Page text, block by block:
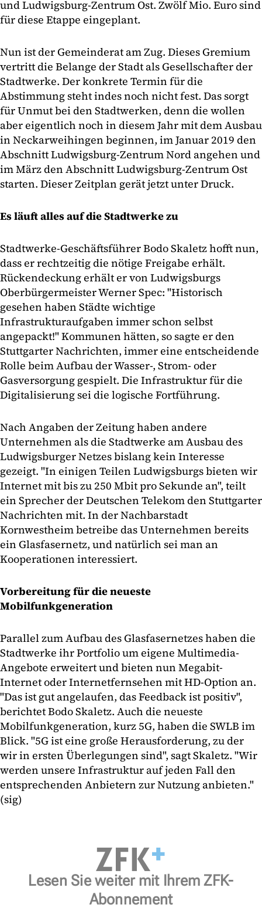
und Ludwigsburg-Zentrum Ost. Zwölf Mio. Euro sind
für diese Etappe eingeplant.
Nun ist der Gemeinderat am Zug. Dieses Gremium
vertritt die Belange der Stadt als Gesellschafter der
Stadtwerke. Der konkrete Termin für die
Abstimmung steht indes noch nicht fest. Das sorgt
für Unmut bei den Stadtwerken, denn die wollen
aber eigentlich noch in diesem Jahr mit dem Ausbau
in Neckarweihingen beginnen, im Januar 2019 den
Abschnitt Ludwigsburg-Zentrum Nord angehen und
im März den Abschnitt Ludwigsburg-Zentrum Ost
starten. Dieser Zeitplan gerät jetzt unter Druck.
Es läuft alles auf die Stadtwerke zu
Stadtwerke-Geschäftsführer Bodo Skaletz hofft nun,
dass er rechtzeitig die nötige Freigabe erhält.
Rückendeckung erhält er von Ludwigsburgs
Oberbürgermeister Werner Spec: "Historisch
gesehen haben Städte wichtige
Infrastrukturaufgaben immer schon selbst
angepackt!" Kommunen hätten, so sagte er den
Stuttgarter Nachrichten, immer eine entscheidende
Rolle beim Aufbau der Wasser-, Strom- oder
Gasversorgung gespielt. Die Infrastruktur für die
Digitalisierung sei die logische Fortführung.
Nach Angaben der Zeitung haben andere
Unternehmen als die Stadtwerke am Ausbau des
Ludwigsburger Netzes bislang kein Interesse
gezeigt. "In einigen Teilen Ludwigsburgs bieten wir
Internet mit bis zu 250 Mbit pro Sekunde an", teilt
ein Sprecher der Deutschen Telekom den Stuttgarter
Nachrichten mit. In der Nachbarstadt
Kornwestheim betreibe das Unternehmen bereits
ein Glasfasernetz, und natürlich sei man an
Kooperationen interessiert.
Vorbereitung für die neueste
Mobilfunkgeneration
Parallel zum Aufbau des Glasfasernetzes haben die
Stadtwerke ihr Portfolio um eigene Multimedia-
Angebote erweitert und bieten nun Megabit-
Internet oder Internetfernsehen mit HD-Option an.
"Das ist gut angelaufen, das Feedback ist positiv",
berichtet Bodo Skaletz. Auch die neueste
Mobilfunkgeneration, kurz 5G, haben die SWLB im
Blick. "5G ist eine große Herausforderung, zu der
wir in ersten Überlegungen sind", sagt Skaletz. "Wir
werden unsere Infrastruktur auf jeden Fall den
entsprechenden Anbietern zur Nutzung anbieten."
(sig)
Lesen Sie weiter mit Ihrem ZFK-
Abonnement